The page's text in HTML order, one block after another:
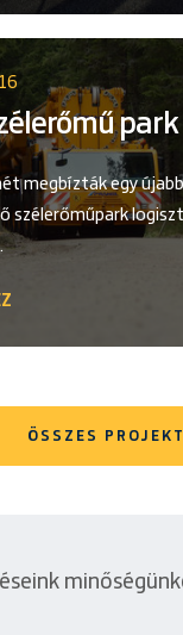
park
megbízták egy
szélerőműpark
ÖSSZES PROJEKT